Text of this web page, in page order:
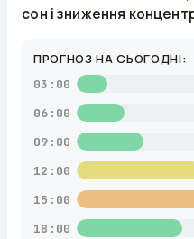
сон і зниження
ПРОГНОЗ НА СЬОГОДНІ:
03:00
06:00
09:00
12:00
15:00
18:00